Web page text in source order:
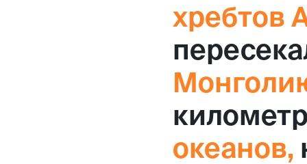
хребтов
океанов,